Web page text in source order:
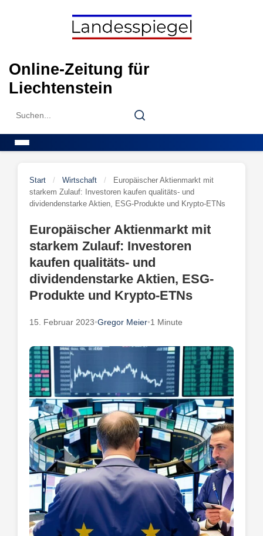
Online-Zeitung für
Liechtenstein
Search
Search
Start / Wirtschaft /
Europäischer Aktienmarkt mit
starkem Zulauf: Investoren kaufen qualitäts- und
dividendenstarke Aktien, ESG-Produkte und Krypto-ETNs
Europäischer Aktienmarkt mit
starkem Zulauf: Investoren
kaufen qualitäts- und
dividendenstarke Aktien, ESG-
Produkte und Krypto-ETNs
15. Februar 2023•Gregor Meier•1 Minute